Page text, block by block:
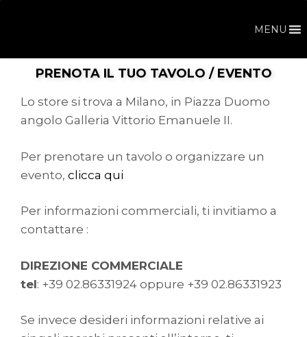
MENU
PRENOTA IL TUO TAVOLO / EVENTO
IL MERCATO DEL DUOMO
Lo store si trova a Milano, in Piazza Duomo
angolo Galleria Vittorio Emanuele II.
Per prenotare un tavolo o organizzare un
evento, clicca qui
Per informazioni commerciali, ti invitiamo a
contattare :
DIREZIONE COMMERCIALE
tel: +39 02.86331924 oppure +39 02.86331923
Se invece desideri informazioni relative ai